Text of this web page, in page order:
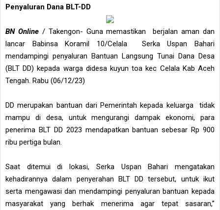
Penyaluran Dana BLT-DD
BN Online/ Takengon- Guna memastikan berjalan aman dan
lancar Babinsa Koramil 10/Celala Serka Uspan Bahari
mendampingi penyaluran Bantuan Langsung Tunai Dana Desa
(BLT DD) kepada warga didesa kuyun toa kec Celala Kab Aceh
Tengah. Rabu (06/12/23)
DD merupakan bantuan dari Pemerintah kepada keluarga tidak
mampu di desa, untuk mengurangi dampak ekonomi, para
penerima BLT DD 2023 mendapatkan bantuan sebesar Rp 900
ribu pertiga bulan.
Saat ditemui di lokasi, Serka Uspan Bahari mengatakan
kehadirannya dalam penyerahan BLT DD tersebut, untuk ikut
serta mengawasi dan mendampingi penyaluran bantuan kepada
masyarakat yang berhak menerima agar tepat sasaran,”